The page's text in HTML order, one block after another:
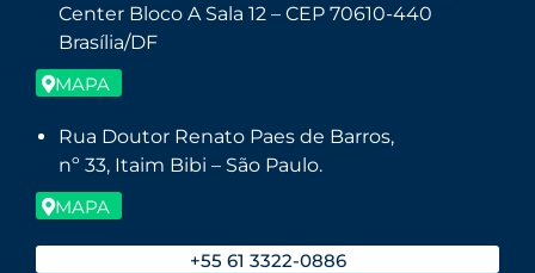
Center Bloco A Sala 12 – CEP 70610-440
Brasília/DF
MAPA
Rua Doutor Renato Paes de Barros,
nº 33, Itaim Bibi – São Paulo.
MAPA
+55 61 3322-0886